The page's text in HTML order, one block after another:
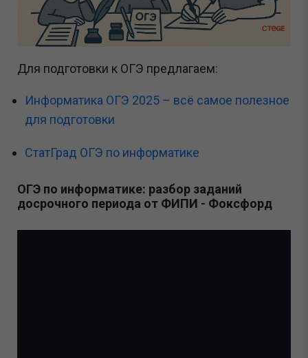
Для подготовки к ОГЭ предлагаем:
Информатика ОГЭ 2025 – всё самое полезное
для подготовки
СтатГрад ОГЭ по информатике
ОГЭ по информатике: разбор заданий
досрочного периода от ФИПИ - Фоксфорд